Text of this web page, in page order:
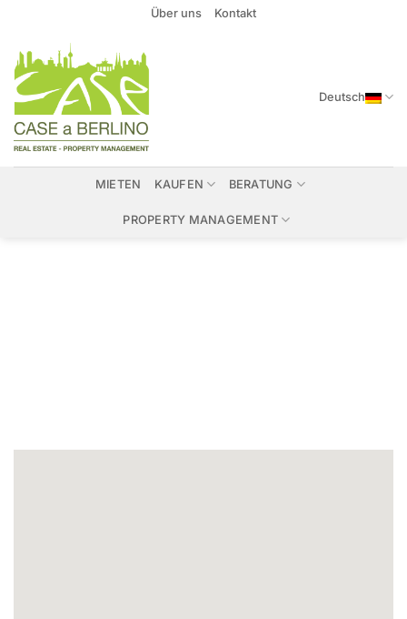
springen
Über uns Kontakt
Deutsch
MIETEN KAUFEN BERATUNG
PROPERTY MANAGEMENT